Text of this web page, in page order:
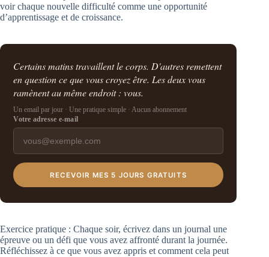
voir chaque nouvelle difficulté comme une opportunité
d’apprentissage et de croissance.
Certains matins travaillent le corps. D'autres remettent
en question ce que vous croyez être. Les deux vous
ramènent au même endroit : vous.
Un email par jour · Une pratique simple · Aucun abonnement
Votre adresse e-mail
RECEVOIR MES 5 JOURS GRATUITS
Exercice pratique : Chaque soir, écrivez dans un journal une
épreuve ou un défi que vous avez affronté durant la journée.
Réfléchissez à ce que vous avez appris et comment cela peut